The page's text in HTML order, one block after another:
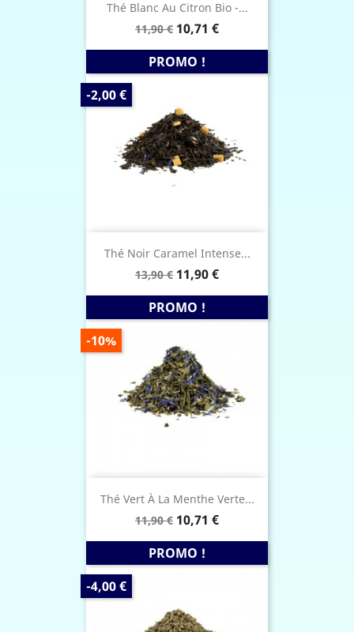
Thé Blanc Au Citron Bio -...
Prix
base
11,90 € Prix
10,71 €
Thé Noir Caramel Intense...
Prix
base
13,90 € Prix
11,90 €
PROMO !
PRIX
DE
-2,00 €
Thé Vert À La Menthe Verte...
Prix
base
11,90 € Prix
10,71 €
PROMO !
PRIX
DE
-10%
PROMO !
PRIX
DE
-4,00 €